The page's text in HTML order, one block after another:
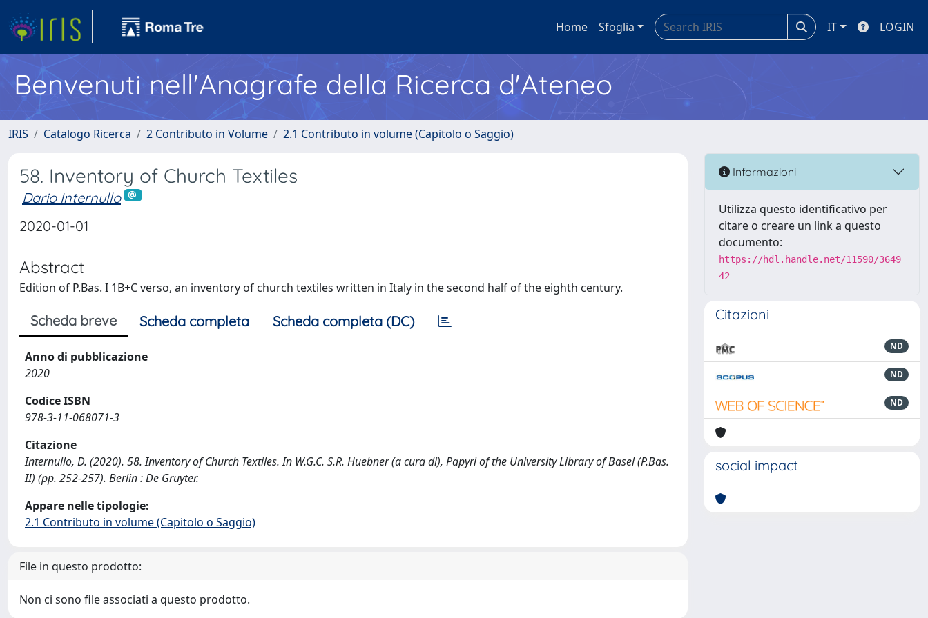
Home Sfoglia IT LOGIN
Benvenuti nell'Anagrafe della Ricerca d'Ateneo
IRIS Catalogo Ricerca 2 Contributo in Volume 2.1 Contributo in volume (Capitolo o Saggio)
58. Inventory of Church Textiles
Dario Internullo
2020-01-01
Abstract
Edition of P.Bas. I 1B+C verso, an inventory of church textiles written in Italy in the second half of the eighth century.
Scheda breve Scheda completa Scheda completa (DC)
Anno di pubblicazione
2020
Codice ISBN
978-3-11-068071-3
Citazione
Internullo, D. (2020). 58. Inventory of Church Textiles. In W.G.C. S.R. Huebner (a cura di), Papyri of the University Library of Basel (P.Bas.
II) (pp. 252-257). Berlin : De Gruyter.
Appare nelle tipologie:
2.1 Contributo in volume (Capitolo o Saggio)
File in questo prodotto:
Non ci sono file associati a questo prodotto.
Informazioni
Utilizza questo identificativo per
citare o creare un link a questo
documento:
https://hdl.handle.net/11590/3649
42
Citazioni
ND
ND
ND
social impact